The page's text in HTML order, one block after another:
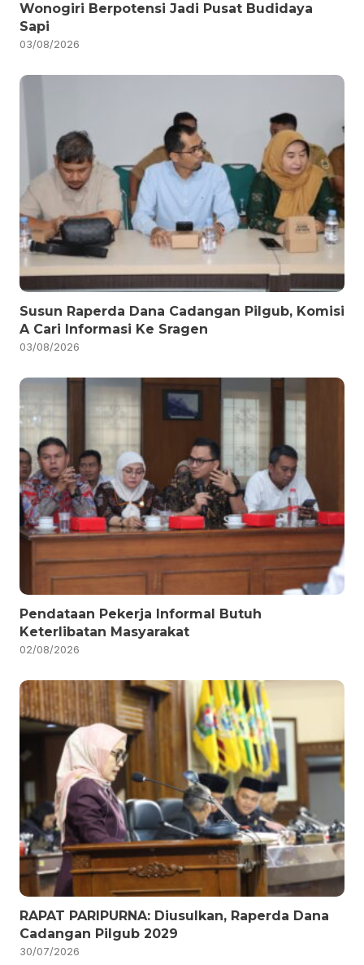
Wonogiri Berpotensi Jadi Pusat Budidaya
Sapi
03/08/2026
Susun Raperda Dana Cadangan Pilgub, Komisi
A Cari Informasi Ke Sragen
03/08/2026
Pendataan Pekerja Informal Butuh
Keterlibatan Masyarakat
02/08/2026
RAPAT PARIPURNA: Diusulkan, Raperda Dana
Cadangan Pilgub 2029
30/07/2026